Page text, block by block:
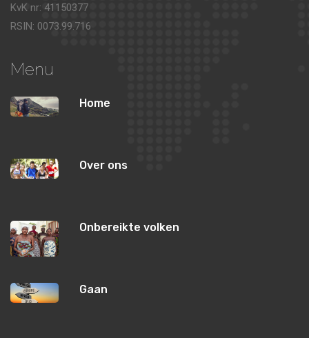
KvK nr: 41150377
RSIN: 0073.99.716
Menu
Home
Over ons
Onbereikte volken
Gaan